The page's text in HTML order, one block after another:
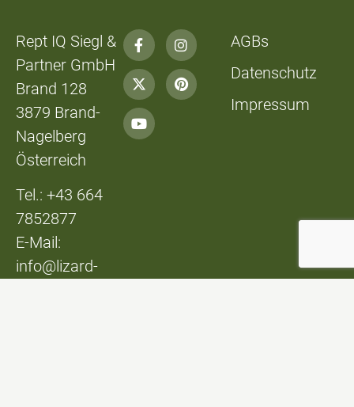
Rept IQ Siegl &
Partner GmbH
Brand 128
3879 Brand-
Nagelberg
Österreich
Tel.: +43 664
7852877
E-Mail:
info@lizard-
AGBs
Datenschutz
Impressum